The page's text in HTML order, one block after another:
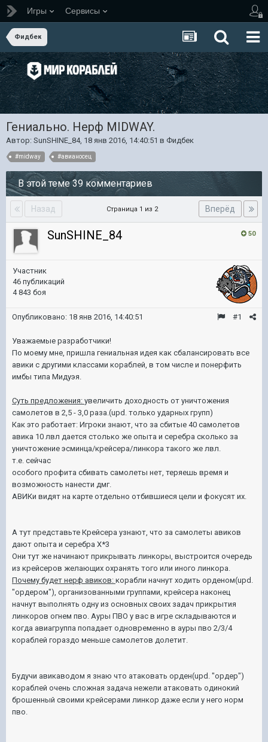
Игры Сервисы
Фидбек
Гениально. Нерф MIDWAY.
Автор: SunSHINE_84, 18 янв 2016, 14:40:51 в Фидбек
#midway #авианосец
В этой теме 39 комментариев
Назад Вперёд
Страница 1 из 2
50
SunSHINE_84
Участник
46 публикаций
4 843 боя
#1
Опубликовано: 18 янв 2016, 14:40:51
Уважаемые разработчики!
По моему мне, пришла гениальная идея как сбалансировать все
авики с другими классами кораблей, в том числе и понерфить
имбы типа Мидуэя.
Суть предложения: увеличить доходность от уничтожения
самолетов в 2,5 - 3,0 раза.(upd. только ударных групп)
Как это работает: Игроки знают, что за сбитые 40 самолетов
авика 10 лвл дается столько же опыта и серебра сколько за
уничтожение эсминца/крейсера/линкора такого же лвл.
т.е. сейчас
особого профита сбивать самолеты нет, теряешь время и
возможность нанести дмг.
АВИКи видят на карте отдельно отбившиеся цели и фокусят их.
А тут представьте Крейсера узнают, что за самолеты авиков
дают опыта и серебра Х*3
Они тут же начинают прикрывать линкоры, выстроится очередь
из крейсеров желающих охранять того или иного линкора.
Почему будет нерф авиков: корабли начнут ходить орденом(upd.
"ордером"), организованными группами, крейсера наконец
начнут выполнять одну из основных своих задач прикрытия
линкоров огнем пво. Ауры ПВО у вас в игре складываются и
когда авиагруппа попадает одновременно в ауры пво 2/3/4
кораблей гораздо меньше самолетов долетит.
Будучи авикаводом я знаю что атаковать орден(upd. "ордер")
кораблей очень сложная задача нежели атаковать одинокий
брошенный своими крейсерами линкор даже если у него норм
пво.